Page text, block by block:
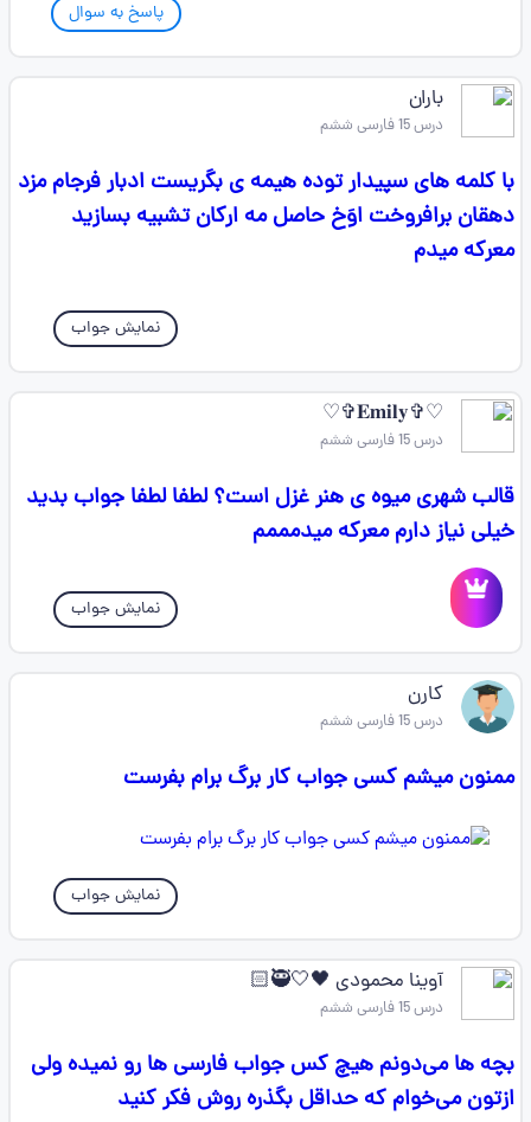
پاسخ به سوال
باران
درس 15 فارسی ششم
با کلمه های سپیدار توده هیمه ی بگریست ادبار فرجام مزد
دهقان برافروخت اوَخ حاصل مه ارکان تشبیه بسازید
معرکه میدم
نمایش جواب
♡✞𝐄𝐦𝐢𝐥𝐲✞♡
درس 15 فارسی ششم
قالب شهری میوه ی هنر غزل است؟ لطفا لطفا جواب بدید
خیلی نیاز دارم معرکه میدمممم
نمایش جواب
کارن
درس 15 فارسی ششم
ممنون میشم کسی جواب کار برگ برام بفرست
نمایش جواب
آوینا محمودی 🖤🤍🥷🏻
درس 15 فارسی ششم
بچه ها می‌دونم هیچ کس جواب فارسی ها رو نمیده ولی
ازتون می‌خوام که حداقل بگذره روش فکر کنید